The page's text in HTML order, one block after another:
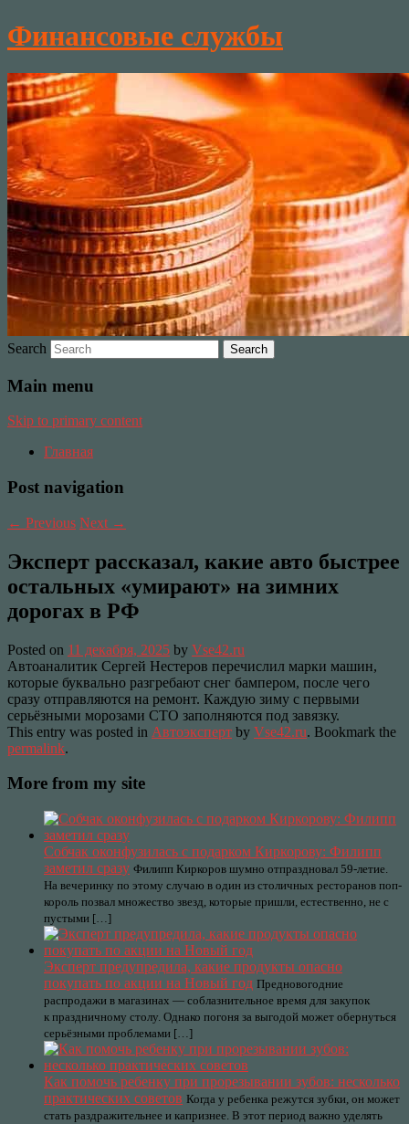
Финансовые службы
Search
Main menu
Skip to primary content
Главная
Post navigation
← Previous Next →
Эксперт рассказал, какие авто быстрее
остальных «умирают» на зимних
дорогах в РФ
Posted on 11 декабря, 2025 by Vse42.ru
Автоаналитик Сергей Нестеров перечислил марки машин,
которые буквально разгребают снег бампером, после чего
сразу отправляются на ремонт. Каждую зиму с первыми
серьёзными морозами СТО заполняются под завязку.
This entry was posted in Автоэксперт by Vse42.ru. Bookmark the
permalink.
More from my site
Собчак оконфузилась с подарком Киркорову: Филипп
заметил сразу Филипп Киркоров шумно отпраздновал 59-летие.
На вечеринку по этому случаю в один из столичных ресторанов поп-
король позвал множество звезд, которые пришли, естественно, не с
пустыми […]
Эксперт предупредила, какие продукты опасно
покупать по акции на Новый год Предновогодние
распродажи в магазинах — соблазнительное время для закупок
к праздничному столу. Однако погоня за выгодой может обернуться
серьёзными проблемами […]
Как помочь ребенку при прорезывании зубов: несколько
практических советов Когда у ребенка режутся зубки, он может
стать раздражительнее и капризнее. В этот период важно уделять